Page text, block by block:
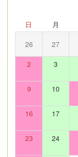
日 月
26 27
2 3
9 10
16 17
23 24